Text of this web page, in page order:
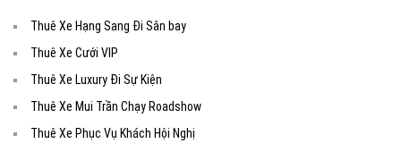
Thuê Xe Hạng Sang Đi Sân bay
Thuê Xe Cưới VIP
Thuê Xe Luxury Đi Sự Kiện
Thuê Xe Mui Trần Chạy Roadshow
Thuê Xe Phục Vụ Khách Hội Nghị